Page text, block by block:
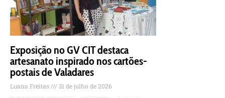
Exposição no GV CIT destaca
artesanato inspirado nos cartões-
postais de Valadares
Luana Freitas 31 de julho de 2026